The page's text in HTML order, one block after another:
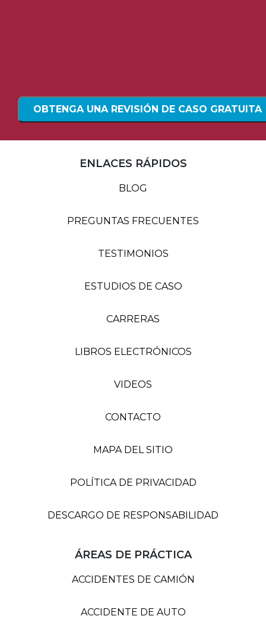
ENLACES RÁPIDOS
BLOG
PREGUNTAS FRECUENTES
TESTIMONIOS
ESTUDIOS DE CASO
CARRERAS
LIBROS ELECTRÓNICOS
VIDEOS
CONTACTO
MAPA DEL SITIO
POLÍTICA DE PRIVACIDAD
DESCARGO DE RESPONSABILIDAD
ÁREAS DE PRÁCTICA
ACCIDENTES DE CAMIÓN
ACCIDENTE DE AUTO